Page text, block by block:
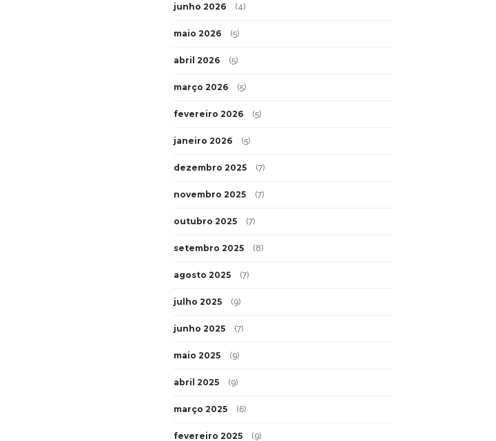
junho 2026 (4)
maio 2026 (5)
abril 2026 (5)
março 2026 (5)
fevereiro 2026 (5)
janeiro 2026 (5)
dezembro 2025 (7)
novembro 2025 (7)
outubro 2025 (7)
setembro 2025 (8)
agosto 2025 (7)
julho 2025 (9)
junho 2025 (7)
maio 2025 (9)
abril 2025 (9)
março 2025 (6)
fevereiro 2025 (9)